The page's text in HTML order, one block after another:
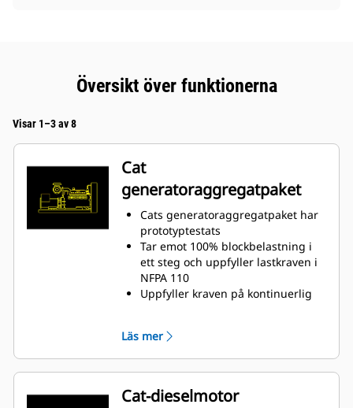
Översikt över funktionerna
Visar 1–3 av 8
Cat
generatoraggregatpaket
Cats generatoraggregatpaket har
prototyptestats
Tar emot 100% blockbelastning i
ett steg och uppfyller lastkraven i
NFPA 110
Uppfyller kraven på kontinuerlig
Läs mer
Cat-dieselmotor